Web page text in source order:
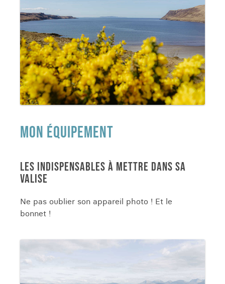
MON ÉQUIPEMENT
LES INDISPENSABLES À METTRE DANS SA
VALISE
Ne pas oublier son appareil photo ! Et le
bonnet !